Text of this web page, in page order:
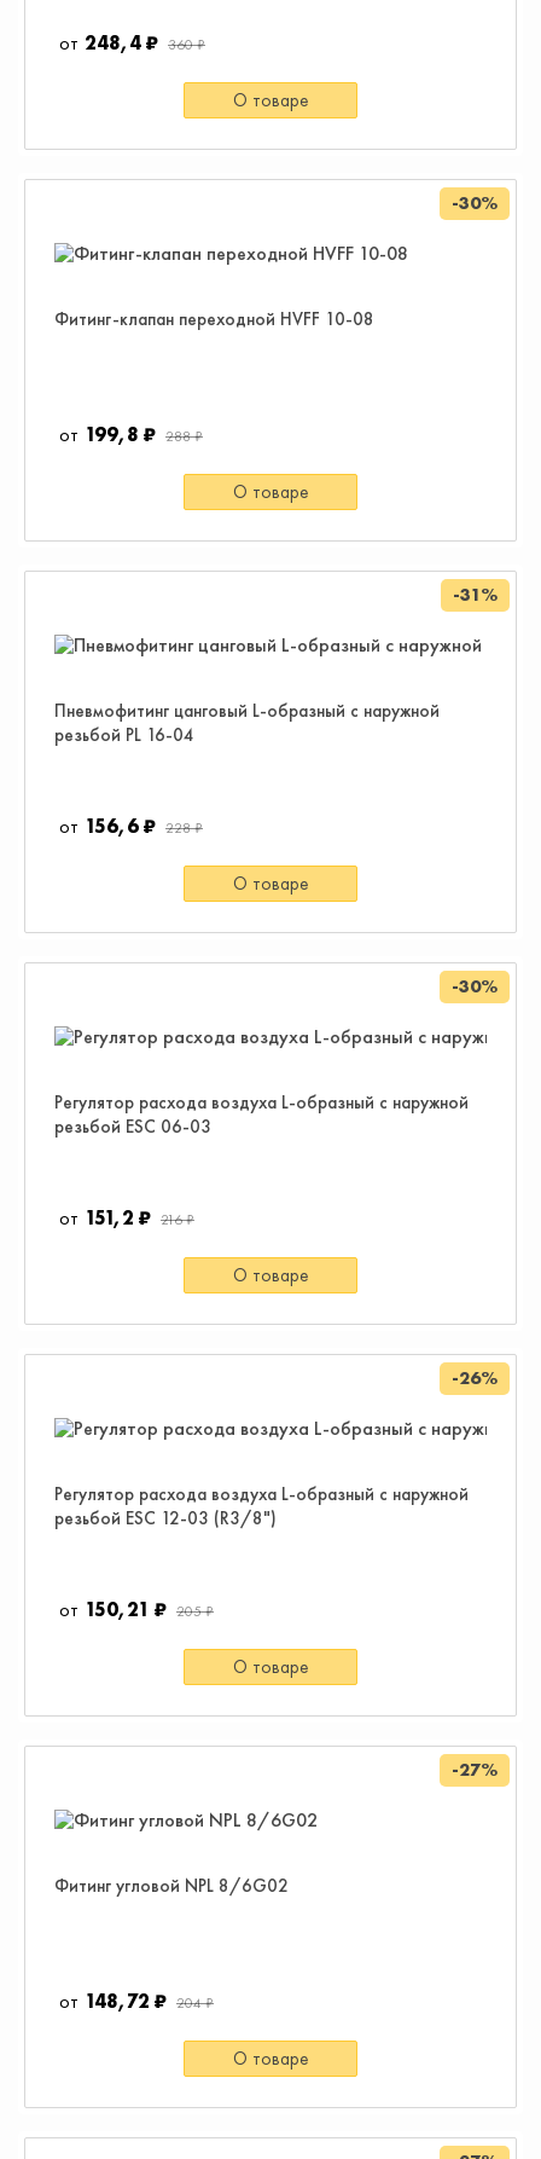
248,4 ₽ 360 ₽
О товаре
Фитинг-клапан переходной HVFF 10-08
-30%
199,8 ₽ 288 ₽
О товаре
Пневмофитинг цанговый L-образный с наружной
резьбой PL 16-04
-31%
156,6 ₽ 228 ₽
О товаре
Регулятор расхода воздуха L-образный с наружной
резьбой ESC 06-03
-30%
151,2 ₽ 216 ₽
О товаре
Регулятор расхода воздуха L-образный с наружной
резьбой ESC 12-03 (R3/8")
-26%
150,21 ₽ 205 ₽
О товаре
Фитинг угловой NPL 8/6G02
-27%
148,72 ₽ 204 ₽
О товаре